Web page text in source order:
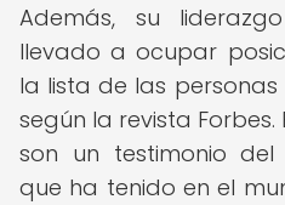
Además, su
llevado a ocupar
la lista de las
según la revista
son un testimonio
que ha tenido en el